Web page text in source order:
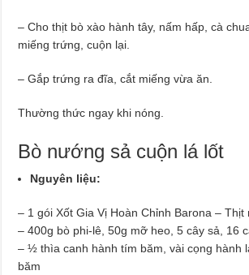
– Cho thịt bò xào hành tây, nấm hấp, cà
miếng trứng, cuộn lại.
– Gắp trứng ra đĩa, cắt miếng vừa ăn.
Thường thức ngay khi nóng.
Bò nướng sả cuộn lá lốt
Nguyên liệu:
– 1 gói Xốt Gia Vị Hoàn Chỉnh Barona – Thịt
– 400g bò phi-lê, 50g mỡ heo, 5 cây sả, 16
– ½ thìa canh hành tím băm, vài cọng hành
băm